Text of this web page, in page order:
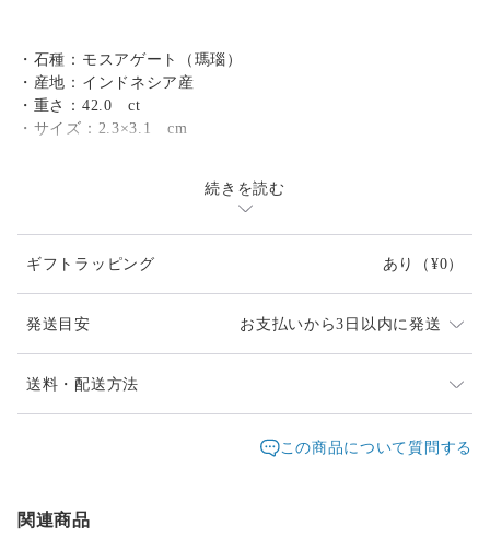
・石種：モスアゲート（瑪瑙）
・産地：インドネシア産
・重さ：42.0 ct
・サイズ：2.3×3.1 cm
【ご購入の前に】
・ご希望、ご質問がある場合は『ご購入前に』お問い合わせを
お願い致します。
続きを読む
ギフトラッピング あり （¥0）
発送目安 お支払いから3日以内に発送
発送は通常2、3日以内に対応させて頂いております。
イベント等で不在時はベストエフォートでの対応になり
送料・配送方法
レターパックプラス
この商品について質問する
関連商品